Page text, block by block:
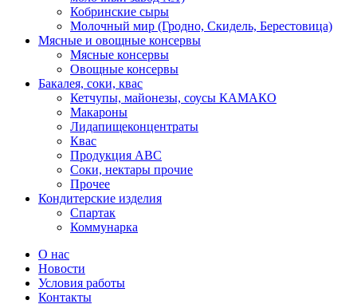
Кобринские сыры
Молочный мир (Гродно, Скидель, Берестовица)
Мясные и овощные консервы
Мясные консервы
Овощные консервы
Бакалея, соки, квас
Кетчупы, майонезы, соусы КАМАКО
Макароны
Лидапищеконцентраты
Квас
Продукция АВС
Соки, нектары прочие
Прочее
Кондитерские изделия
Спартак
Коммунарка
О нас
Новости
Условия работы
Контакты